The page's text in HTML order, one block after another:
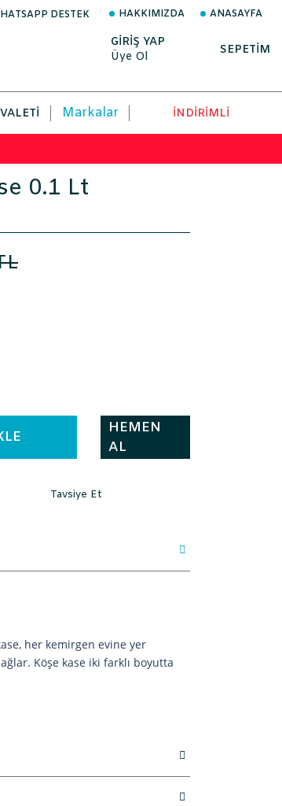
DESTEK HAKKIMIZDA ANASAYFA
GİRİŞ YAP
Üye Ol
SEPETİM
Markalar İNDİRİMLİ
0.1 Lt
HEMEN
AL
Tavsiye Et
her kemirgen evine yer
Köşe kase iki farklı boyutta